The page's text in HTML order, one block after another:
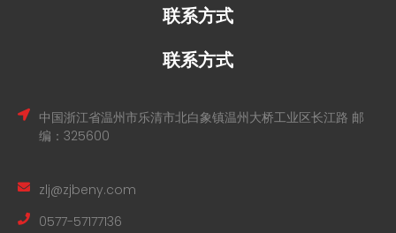
联系方式
联系方式
中国浙江省温州市乐清市北白象镇温州大桥工业区长江路 邮
编：325600
zlj@zjbeny.com
0577-57177136